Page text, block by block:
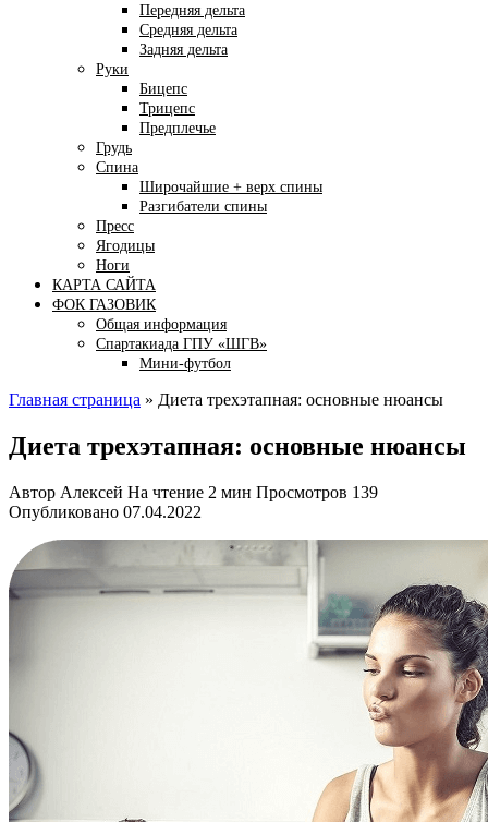
Передняя дельта
Средняя дельта
Задняя дельта
Руки
Бицепс
Трицепс
Предплечье
Грудь
Спина
Широчайшие + верх спины
Разгибатели спины
Пресс
Ягодицы
Ноги
КАРТА САЙТА
ФОК ГАЗОВИК
Общая информация
Спартакиада ГПУ «ШГВ»
Мини-футбол
Главная страница » Диета трехэтапная: основные нюансы
Диета трехэтапная: основные нюансы
Автор Алексей На чтение 2 мин Просмотров 139
Опубликовано 07.04.2022